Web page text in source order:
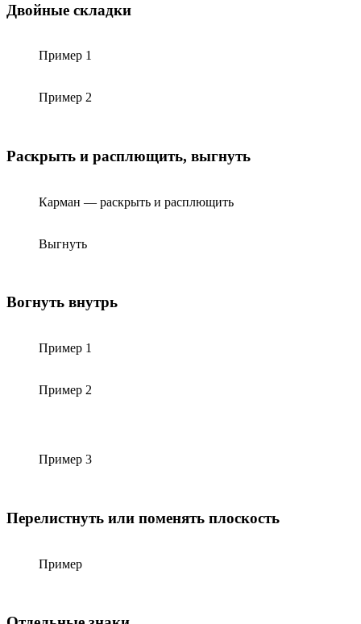
Двойные складки
Пример 1
Пример 2
Раскрыть и расплющить, выгнуть
Карман — раскрыть и расплющить
Выгнуть
Вогнуть внутрь
Пример 1
Пример 2
Пример 3
Перелистнуть или поменять плоскость
Пример